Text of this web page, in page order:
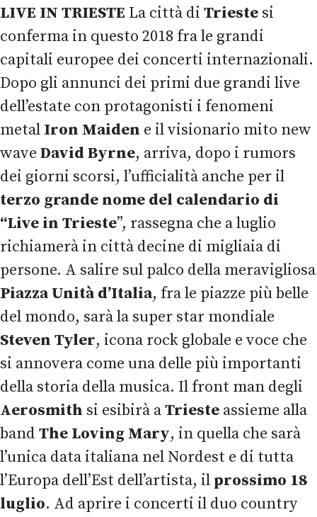
LIVE IN TRIESTE La città di Trieste si
conferma in questo 2018 fra le grandi
capitali europee dei concerti internazionali.
Dopo gli annunci dei primi due grandi live
dell’estate con protagonisti i fenomeni
metal Iron Maiden e il visionario mito new
wave David Byrne, arriva, dopo i rumors
dei giorni scorsi, l’ufficialità anche per il
terzo grande nome del calendario di
“Live in Trieste”, rassegna che a luglio
richiamerà in città decine di migliaia di
persone. A salire sul palco della meravigliosa
Piazza Unità d’Italia, fra le piazze più belle
del mondo, sarà la super star mondiale
Steven Tyler, icona rock globale e voce che
si annovera come una delle più importanti
della storia della musica. Il front man degli
Aerosmith si esibirà aTrieste assieme alla
band The Loving Mary, in quella che sarà
l’unica data italiana nel Nordest e di tutta
l’Europa dell’Est dell’artista, il prossimo 18
luglio. Ad aprire i concerti il duo country